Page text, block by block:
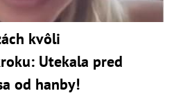
kvôli
Utekala pred
od hanby!